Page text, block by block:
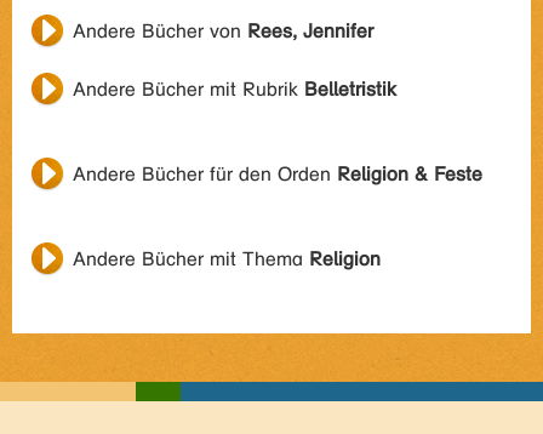
Andere Bücher von Rees, Jennifer
Andere Bücher mit Rubrik Belletristik
Andere Bücher für den Orden Religion & Feste
Andere Bücher mit Thema Religion